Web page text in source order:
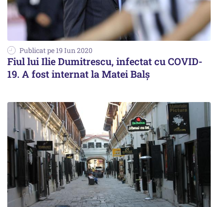
Publicat pe 19 Iun 2020
Fiul lui Ilie Dumitrescu, infectat cu COVID-
19. A fost internat la Matei Balş